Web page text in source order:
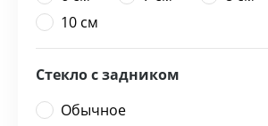
10 см
Стекло с задником
Обычное